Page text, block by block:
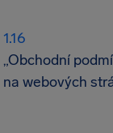
„Obchodní
na webových